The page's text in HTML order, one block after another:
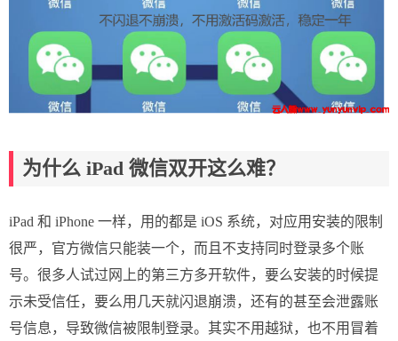
为什么 iPad 微信双开这么难？
iPad 和 iPhone 一样，用的都是 iOS 系统，对应用安装的限制
很严，官方微信只能装一个，而且不支持同时登录多个账
号。很多人试过网上的第三方多开软件，要么安装的时候提
示未受信任，要么用几天就闪退崩溃，还有的甚至会泄露账
号信息，导致微信被限制登录。其实不用越狱，也不用冒着